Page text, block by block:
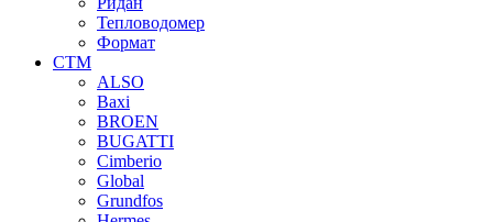
Тепловодомер
Формат
СТМ
ALSO
Baxi
BROEN
BUGATTI
Cimberio
Global
Grundfos